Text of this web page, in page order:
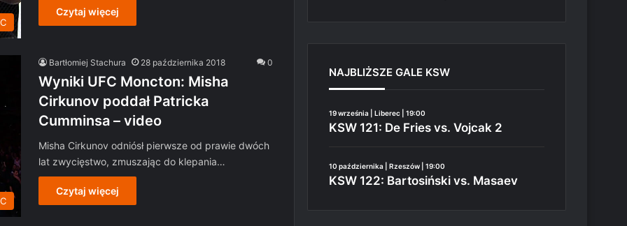
Czytaj więcej
Bartłomiej Stachura 28 października 2018 0
Wyniki UFC Moncton: Misha
Cirkunov poddał Patricka
Cumminsa – video
Misha Cirkunov odniósł pierwsze od prawie dwóch
lat zwycięstwo, zmuszając do klepania…
Czytaj więcej
NAJBLIŻSZE GALE KSW
19 września | Liberec | 19:00
KSW 121: De Fries vs. Vojcak 2
10 października | Rzeszów | 19:00
KSW 122: Bartosiński vs. Masaev